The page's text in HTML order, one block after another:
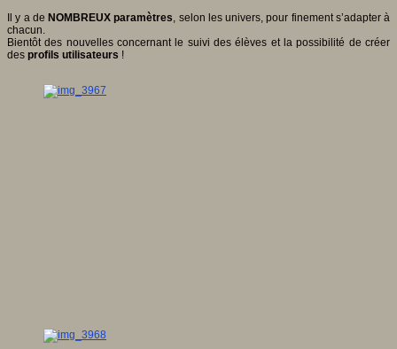
Il y a de NOMBREUX paramètres, selon les univers, pour finement s’adapter à
chacun.
Bientôt des nouvelles concernant le suivi des élèves et la possibilité de créer
des profils utilisateurs !